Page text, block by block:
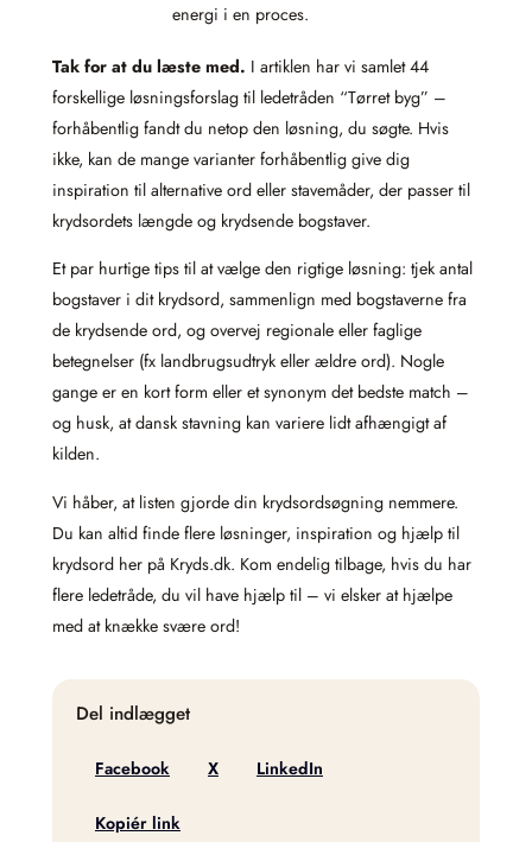
energi i en proces.
Tak for at du læste med. I artiklen har vi samlet 44
forskellige løsningsforslag til ledetråden “Tørret byg” –
forhåbentlig fandt du netop den løsning, du søgte. Hvis
ikke, kan de mange varianter forhåbentlig give dig
inspiration til alternative ord eller stavemåder, der passer til
krydsordets længde og krydsende bogstaver.
Et par hurtige tips til at vælge den rigtige løsning: tjek antal
bogstaver i dit krydsord, sammenlign med bogstaverne fra
de krydsende ord, og overvej regionale eller faglige
betegnelser (fx landbrugsudtryk eller ældre ord). Nogle
gange er en kort form eller et synonym det bedste match –
og husk, at dansk stavning kan variere lidt afhængigt af
kilden.
Vi håber, at listen gjorde din krydsordsøgning nemmere.
Du kan altid finde flere løsninger, inspiration og hjælp til
krydsord her på Kryds.dk. Kom endelig tilbage, hvis du har
flere ledetråde, du vil have hjælp til – vi elsker at hjælpe
med at knække svære ord!
Del indlægget
Facebook X LinkedIn
Kopiér link